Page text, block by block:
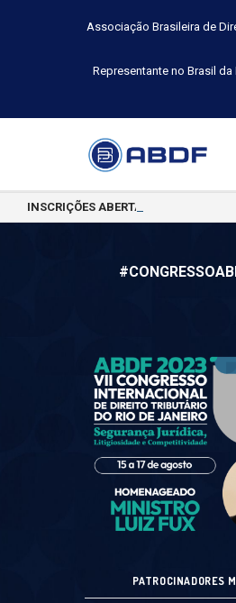
Associação Brasileira de
Representante no Brasil da
INSCRIÇÕES ABERTAS PARA A
PATROCINADORES